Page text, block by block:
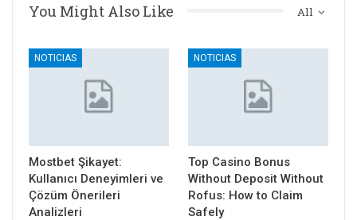
All
You Might Also Like
NOTICIAS
Mostbet Şikayet:
Kullanıcı Deneyimleri ve
Çözüm Önerileri
Analizleri
NOTICIAS
Top Casino Bonus
Without Deposit Without
Rofus: How to Claim
Safely